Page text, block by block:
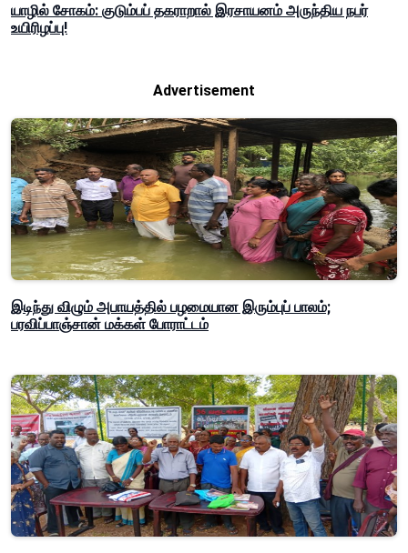
யாழில் சோகம்: குடும்பப் தகராறால் இரசாயனம் அருந்திய நபர்
உயிரிழப்பு!
Advertisement
இடிந்து விழும் அபாயத்தில் பழமையான இரும்புப் பாலம்;
பரவிப்பாஞ்சான் மக்கள் போராட்டம்